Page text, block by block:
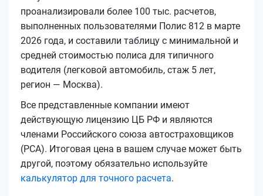
проанализировали более 100 тыс. расчетов,
выполненных пользователями Полис 812 в марте
2026 года, и составили таблицу с минимальной и
средней стоимостью полиса для типичного
водителя (легковой автомобиль, стаж 5 лет,
регион — Москва).
Все представленные компании имеют
действующую лицензию ЦБ РФ и являются
членами Российского союза автостраховщиков
(РСА). Итоговая цена в вашем случае может быть
другой, поэтому обязательно используйте
калькулятор для точного расчета.